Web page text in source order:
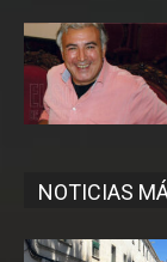
NOTICIAS